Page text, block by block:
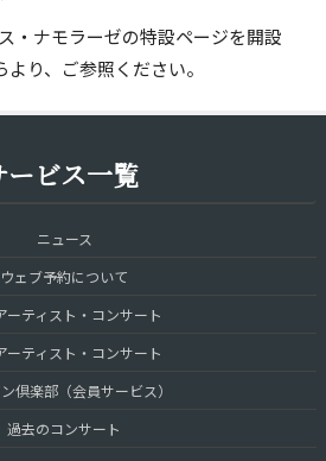
・ナモラーゼの特設ページを開設
り、ご参照ください。
ービス一覧
ニュース
ウェブ予約について
ーティスト・コンサート
ーティスト・コンサート
倶楽部（会員サービス）
過去のコンサート